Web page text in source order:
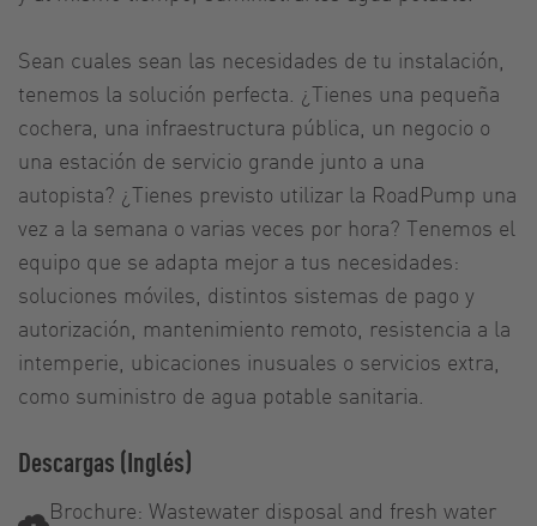
Sean cuales sean las necesidades de tu instalación,
tenemos la solución perfecta. ¿Tienes una pequeña
cochera, una infraestructura pública, un negocio o
una estación de servicio grande junto a una
autopista? ¿Tienes previsto utilizar la RoadPump una
vez a la semana o varias veces por hora? Tenemos el
equipo que se adapta mejor a tus necesidades:
soluciones móviles, distintos sistemas de pago y
autorización, mantenimiento remoto, resistencia a la
intemperie, ubicaciones inusuales o servicios extra,
como suministro de agua potable sanitaria.
Descargas (Inglés)
Brochure: Wastewater disposal and fresh water